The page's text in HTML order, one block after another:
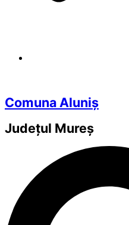
Comuna Aluniș
Județul Mureș